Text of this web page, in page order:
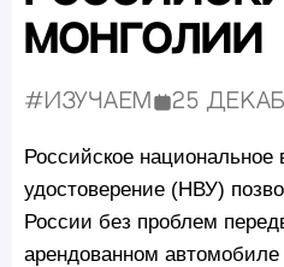
Монголии
#Изучаем 25
Российское национальное
удостоверение (НВУ)
России без проблем
арендованном